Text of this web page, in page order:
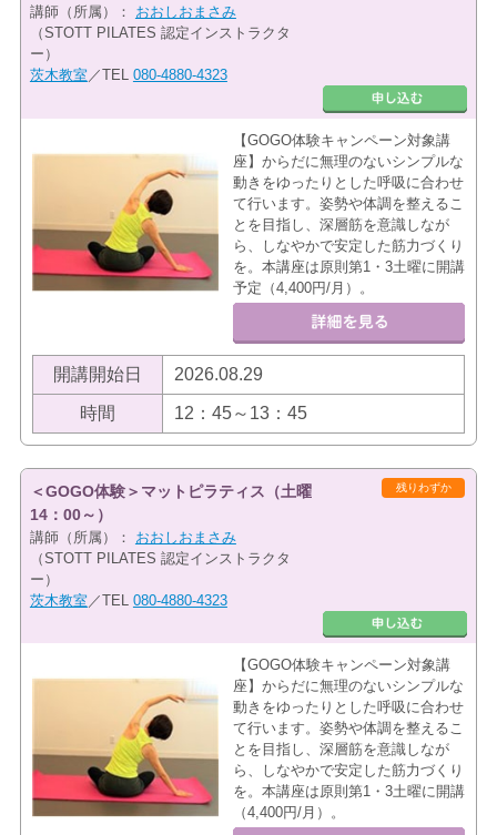
講師（所属）： おおしおまさみ
（STOTT PILATES 認定インストラクタ
ー）
茨木教室 ／TEL 080-4880-4323
【GOGO体験キャンペーン対象講
座】からだに無理のないシンプルな
動きをゆったりとした呼吸に合わせ
て行います。姿勢や体調を整えるこ
とを目指し、深層筋を意識しなが
ら、しなやかで安定した筋力づくり
を。本講座は原則第1・3土曜に開講
予定（4,400円/月）。
開講開始日 2026.08.29
時間 12：45～13：45
残りわずか
＜GOGO体験＞マットピラティス（土曜
14：00～）
講師（所属）： おおしおまさみ
（STOTT PILATES 認定インストラクタ
ー）
茨木教室 ／TEL 080-4880-4323
【GOGO体験キャンペーン対象講
座】からだに無理のないシンプルな
動きをゆったりとした呼吸に合わせ
て行います。姿勢や体調を整えるこ
とを目指し、深層筋を意識しなが
ら、しなやかで安定した筋力づくり
を。本講座は原則第1・3土曜に開講
（4,400円/月）。